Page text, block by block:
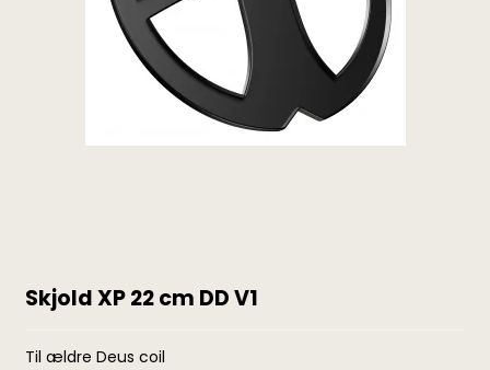
Skjold XP 22 cm DD V1
Til ældre Deus coil